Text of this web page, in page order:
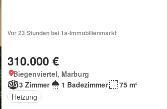
Vor 23 Stunden bei 1a-Immobilienmarkt
310.000 €
Biegenviertel, Marburg
3 Zimmer
1 Badezimmer
75 m²
Heizung